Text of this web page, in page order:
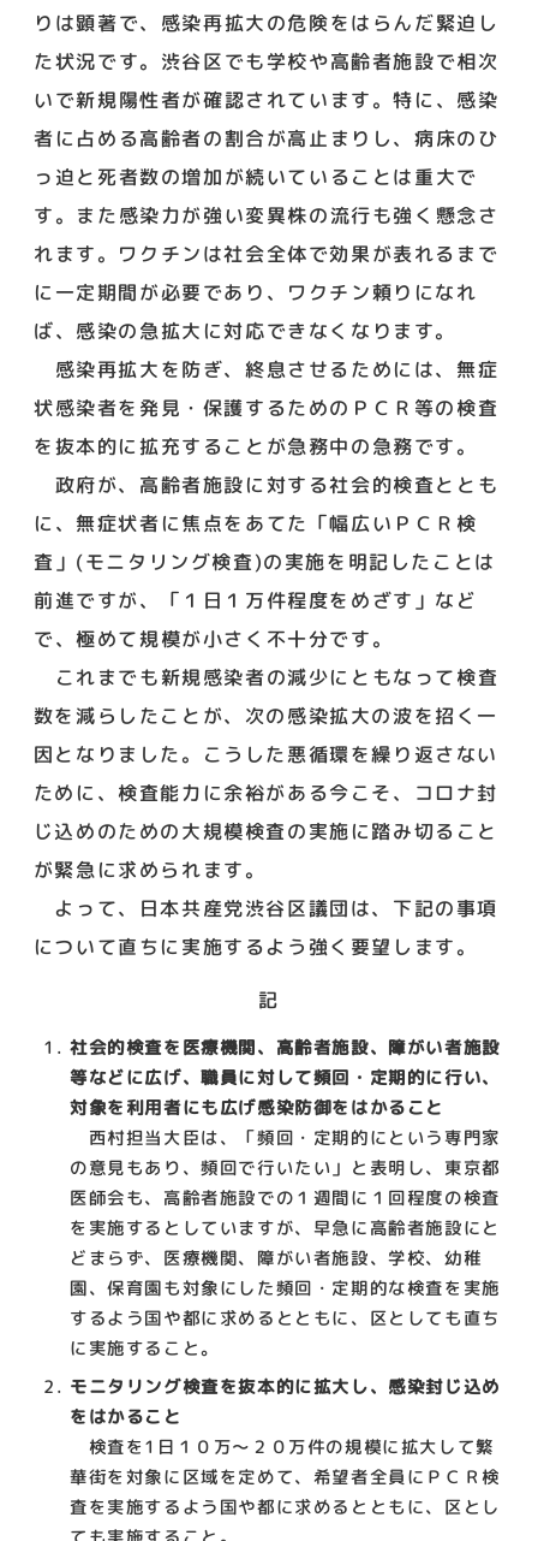
りは顕著で、感染再拡大の危険をはらんだ緊迫し
た状況です。渋谷区でも学校や高齢者施設で相次
いで新規陽性者が確認されています。特に、感染
者に占める高齢者の割合が高止まりし、病床のひ
っ迫と死者数の増加が続いていることは重大で
す。また感染力が強い変異株の流行も強く懸念さ
れます。ワクチンは社会全体で効果が表れるまで
に一定期間が必要であり、ワクチン頼りになれ
ば、感染の急拡大に対応できなくなります。
感染再拡大を防ぎ、終息させるためには、無症
状感染者を発見・保護するためのＰＣＲ等の検査
を抜本的に拡充することが急務中の急務です。
政府が、高齢者施設に対する社会的検査ととも
に、無症状者に焦点をあてた「幅広いＰＣＲ検
査」(モニタリング検査)の実施を明記したことは
前進ですが、「１日１万件程度をめざす」など
で、極めて規模が小さく不十分です。
これまでも新規感染者の減少にともなって検査
数を減らしたことが、次の感染拡大の波を招く一
因となりました。こうした悪循環を繰り返さない
ために、検査能力に余裕がある今こそ、コロナ封
じ込めのための大規模検査の実施に踏み切ること
が緊急に求められます。
よって、日本共産党渋谷区議団は、下記の事項
について直ちに実施するよう強く要望します。
記
社会的検査を医療機関、高齢者施設、障がい者施設
等などに広げ、職員に対して頻回・定期的に行い、
対象を利用者にも広げ感染防御をはかること
西村担当大臣は、「頻回・定期的にという専門家
の意見もあり、頻回で行いたい」と表明し、東京都
医師会も、高齢者施設での１週間に１回程度の検査
を実施するとしていますが、早急に高齢者施設にと
どまらず、医療機関、障がい者施設、学校、幼稚
園、保育園も対象にした頻回・定期的な検査を実施
するよう国や都に求めるとともに、区としても直ち
に実施すること。
モニタリング検査を抜本的に拡大し、感染封じ込め
をはかること
検査を1日１０万～２０万件の規模に拡大して繁
華街を対象に区域を定めて、希望者全員にＰＣＲ検
査を実施するよう国や都に求めるとともに、区とし